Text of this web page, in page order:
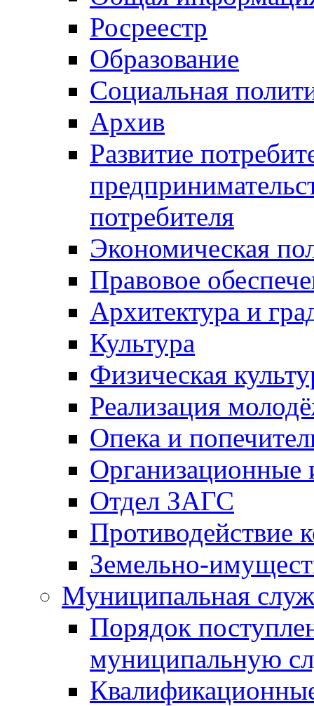
Росреестр
Образование
Социальная
Архив
Развитие
потребителя
Экономическая
Правовое
Архитектура и
Культура
Физическая
Реализация
Опека и
Отдел ЗАГС
Противодействие
Земельно-
Муниципальная
Порядок
муниципальную